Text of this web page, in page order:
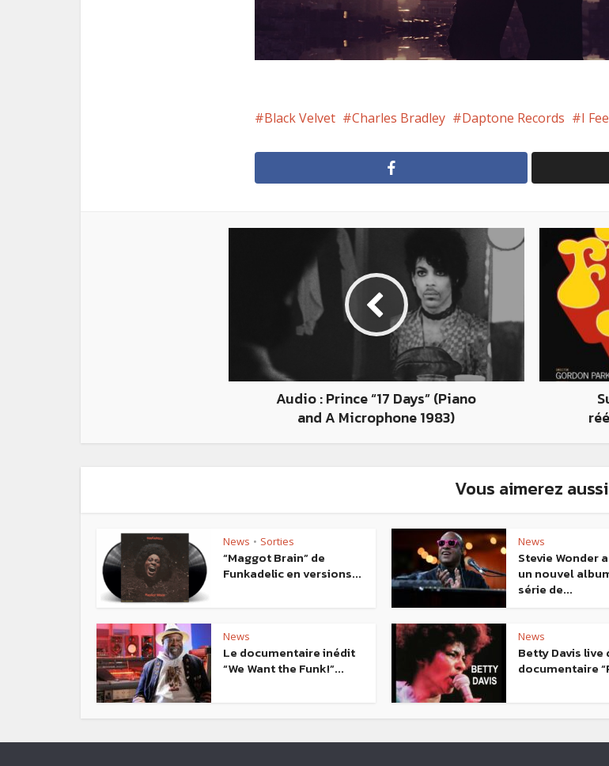
Black Velvet Charles Bradley Daptone Records I
Audio : Prince “17 Days” (Piano
and A Microphone 1983)
Vous aimerez aussi
News • Sorties
“Maggot Brain” de
Funkadelic en versions...
News
Stevie Wonder
un nouvel
série de...
News
Le documentaire inédit
“We Want the Funk!”...
News
Betty Davis live
documentaire